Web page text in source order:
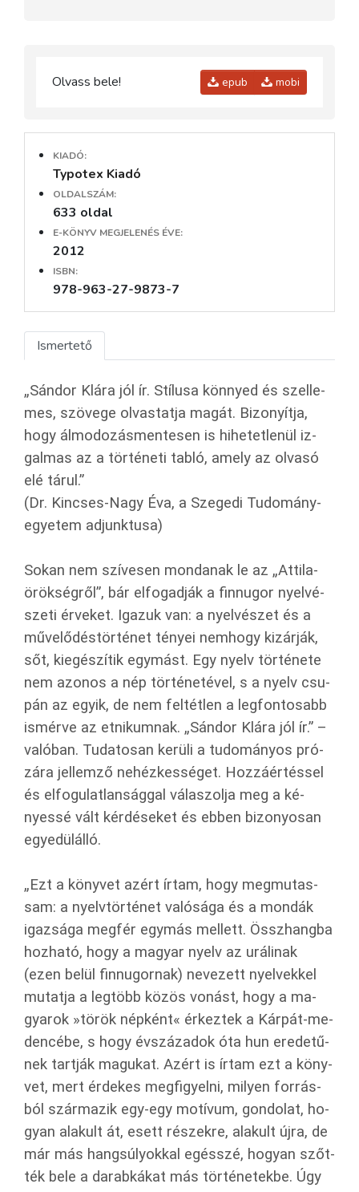
Olvass bele! epub mobi
KIADÓ:
Typotex Kiadó
OLDALSZÁM:
633 oldal
E-KÖNYV MEGJELENÉS ÉVE:
2012
ISBN:
978-963-27-9873-7
Ismertető
„Sán­dor Klára jól ír. Stí­lu­sa könnyed és szel­le­
mes, szö­ve­ge ol­vas­tat­ja magát. Bi­zo­nyít­ja,
hogy ál­mo­do­zás­men­te­sen is hi­he­tet­le­nül iz­
gal­mas az a tör­té­ne­ti tabló, amely az ol­va­só
elé tárul.”
(Dr. Kin­cses-Nagy Éva, a Sze­ge­di Tu­do­mány­
egye­tem ad­junk­tu­sa)
Sokan nem szí­ve­sen mon­da­nak le az „At­ti­la-
örök­ség­ről”, bár el­fo­gad­ják a finn­ugor nyel­vé­
sze­ti ér­ve­ket. Iga­zuk van: a nyel­vé­szet és a
mű­ve­lő­dés­tör­té­net té­nyei nem­hogy ki­zár­ják,
sőt, ki­egé­szí­tik egy­mást. Egy nyelv tör­té­ne­te
nem azo­nos a nép tör­té­ne­té­vel, s a nyelv csu­
pán az egyik, de nem fel­tét­len a leg­fon­to­sabb
is­mér­ve az et­ni­kum­nak. „Sán­dor Klára jól ír.” –
va­ló­ban. Tu­da­to­san ke­rü­li a tu­do­má­nyos pró­
zá­ra jel­lem­ző ne­héz­kes­sé­get. Hoz­zá­ér­tés­sel
és el­fo­gu­lat­lan­ság­gal vá­la­szol­ja meg a ké­
nyes­sé vált kér­dé­se­ket és ebben bi­zo­nyo­san
egye­dül­ál­ló.
„Ezt a köny­vet azért írtam, hogy meg­mu­tas­
sam: a nyelv­tör­té­net va­ló­sá­ga és a mon­dák
igaz­sá­ga meg­fér egy­más mel­lett. Össz­hang­ba
hoz­ha­tó, hogy a ma­gyar nyelv az urá­li­nak
(ezen belül finn­ugor­nak) ne­ve­zett nyel­vek­kel
mu­tat­ja a leg­több közös vo­nást, hogy a ma­
gya­rok »török nép­ként« ér­kez­tek a Kár­pát-me­
den­cé­be, s hogy év­szá­za­dok óta hun ere­de­tű­
nek tart­ják ma­gu­kat. Azért is írtam ezt a köny­
vet, mert ér­de­kes meg­fi­gyel­ni, mi­lyen for­rás­
ból szár­ma­zik egy-egy mo­tí­vum, gon­do­lat, ho­
gyan ala­kult át, esett ré­szek­re, ala­kult újra, de
már más hang­sú­lyok­kal egésszé, ho­gyan szőt­
ték bele a da­rab­ká­kat más tör­té­ne­tek­be. Úgy